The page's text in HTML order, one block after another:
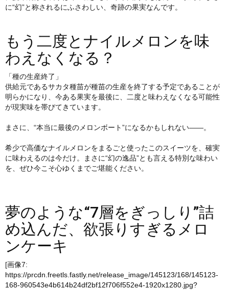
に“幻”と称されるにふさわしい、奇跡の果実なんです。
もう二度とナイルメロンを味
わえなくなる？
「種の生産終了」
供給元であるサカタ種苗が種苗の生産を終了する予定であることが
明らかになり、今ある果実を最後に、二度と味わえなくなる可能性
が現実味を帯びてきています。
まさに、“本当に最後のメロンボート”になるかもしれない――。
希少で高価なナイルメロンをまるごと使ったこのスイーツを、確実
に味わえるのは今だけ。まさに“幻の逸品”とも言える特別な味わい
を、ぜひ今こそ心ゆくまでご堪能ください。
夢のような“7層をぎっしり”詰
め込んだ、欲張りすぎるメロ
ンケーキ
[画像7:
https://prcdn.freetls.fastly.net/release_image/145123/168/145123-
168-960543e4b614b24df2bf12f706f552e4-1920x1280.jpg?